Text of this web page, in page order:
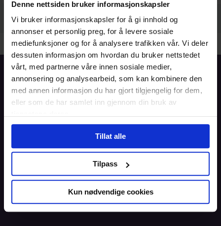
Denne nettsiden bruker informasjonskapsler
Vi bruker informasjonskapsler for å gi innhold og
annonser et personlig preg, for å levere sosiale
mediefunksjoner og for å analysere trafikken vår. Vi deler
dessuten informasjon om hvordan du bruker nettstedet
vårt, med partnerne våre innen sosiale medier,
annonsering og analysearbeid, som kan kombinere den
med annen informasjon du har gjort tilgjengelig for dem,
eller som de har samlet inn gjennom din bruk av
Tillat alle
Tilpass
Kun nødvendige cookies
Forside
Informasjon
Blogg
Brukeravtale
Personvern
Informasjonskapsler